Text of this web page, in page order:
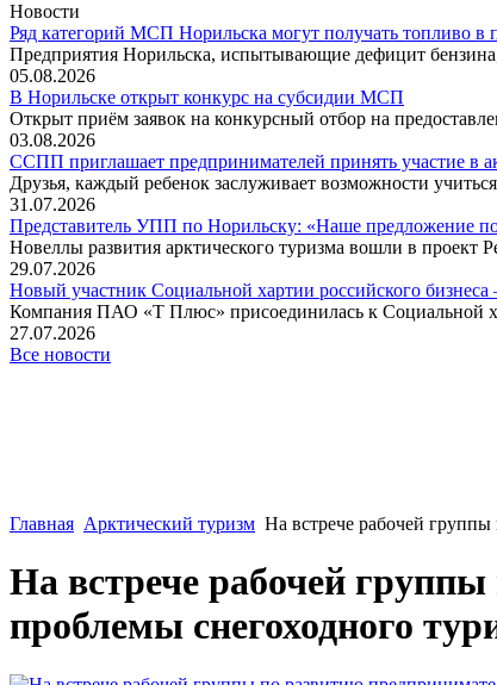
Новости
Ряд категорий МСП Норильска могут получать топливо в
Предприятия Норильска, испытывающие дефицит
05.08.2026
В Норильске открыт конкурс на субсидии МСП
Открыт приём заявок на конкурсный отбор на
03.08.2026
ССПП приглашает предпринимателей принять участие в
Друзья, каждый ребенок заслуживает возможности
31.07.2026
Представитель УПП по Норильску: «Наше предложение
Новеллы развития арктического туризма вошли в
29.07.2026
Новый участник Социальной хартии российского
Компания ПАО «Т Плюс» присоединилась к Социальной
27.07.2026
Все новости
Главная Арктический туризм На встрече рабочей
На встрече рабочей
проблемы снегоходного